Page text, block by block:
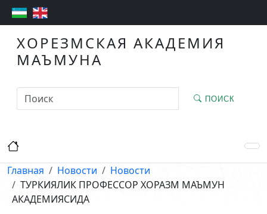
ХОРЕЗМСКАЯ АКАДЕМИЯ
МАЪМУНА
ПОИСК
Главная Новости
Новости
ТУРКИЯЛИК ПРОФЕССОР ХОРАЗМ МАЪМУН
АКАДЕМИЯСИДА